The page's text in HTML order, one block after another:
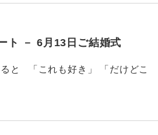
ト － 6月13日ご結婚式
と 「これも好き」 「だけどこ